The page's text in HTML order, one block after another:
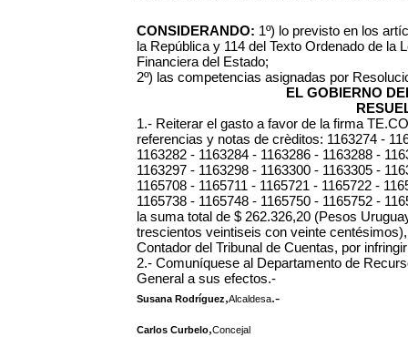
CONSIDERANDO: 1º) lo previsto en los
la República y 114 del Texto Ordenado de la
Financiera del Estado;
2º) las competencias asignadas por
EL GOBIERNO
1.- Reiterar el gasto a favor de la firma
referencias y notas de crèditos: 1163274 -
1163282 - 1163284 - 1163286 - 1163288 -
1163297 - 1163298 - 1163300 - 1163305 -
1165708 - 1165711 - 1165721 - 1165722 -
1165738 - 1165748 - 1165750 - 1165752 -
la suma total de $ 262.326,20 (Pesos
trescientos veintiseis con veinte
Contador del Tribunal de Cuentas, por
2.- Comuníquese al Departamento de
General a sus efectos.-
Susana Rodríguez,Alcaldesa.-
Carlos Curbelo,Concejal